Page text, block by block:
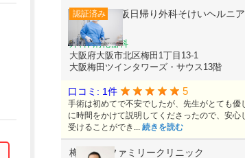
認証済み
大阪日帰り外科そけいヘルニ
ック
外科, 消化器科
大阪府大阪市北区梅田1丁目13-1
大阪梅田ツインタワーズ・サウス13階
口コミ: 1件 5
手術は初めてで不安でしたが、先生がとても優
に時間をかけて説明してくださったので、安心
受けることができ... 続きを読む
梅田内科ファミリークリニック